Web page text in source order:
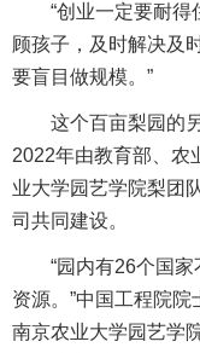
“创业一定要耐
顾孩子，及时解决及
要盲目做规模。”
这个百亩梨园的
2022年由教育部、农
业大学园艺学院梨团
司共同建设。
“园内有26个国
资源。”中国工程院院
南京农业大学园艺学